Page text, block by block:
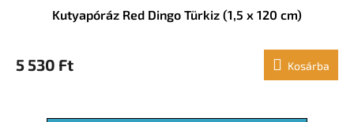
Kutyapóráz Red Dingo Türkiz (1,5 x 120 cm)
5 530 Ft Kosárba